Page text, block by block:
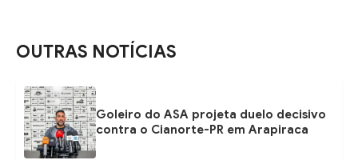
OUTRAS NOTÍCIAS
Goleiro do ASA projeta duelo decisivo
contra o Cianorte-PR em Arapiraca